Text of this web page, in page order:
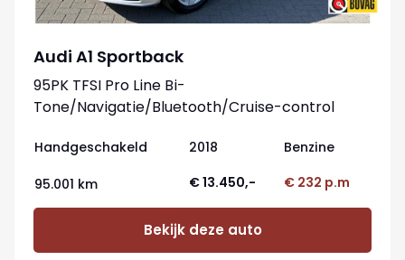
Audi A1 Sportback
95PK TFSI Pro Line Bi-
Tone/Navigatie/Bluetooth/Cruise-control
Handgeschakeld 2018 Benzine
95.001 km € 13.450,- € 232 p.m
Bekijk deze auto